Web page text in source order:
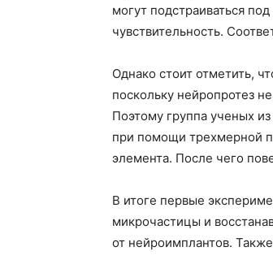
могут подстраиваться
чувствительность.
Однако стоит отметить,
поскольку нейропротез
Поэтому группа ученых
при помощи трехмерной
элемента. После чего
В итоге первые
микрочастицы и
от нейроимплантов.